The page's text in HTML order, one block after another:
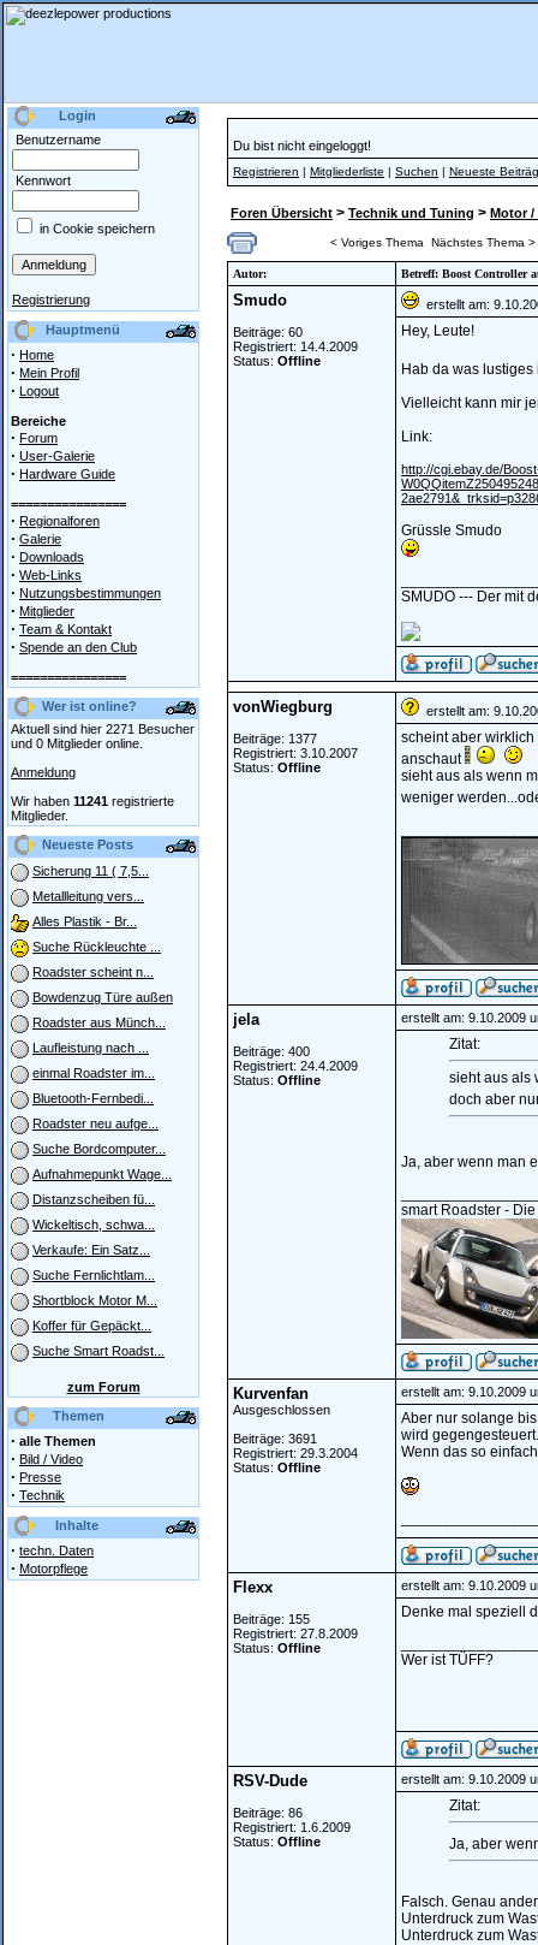
Login
Benutzername
Kennwort
in Cookie speichern
Registrierung
Hauptmenü
· Home
· Mein Profil
· Logout
Bereiche
· Forum
· User-Galerie
· Hardware Guide
================
· Regionalforen
· Galerie
· Downloads
· Web-Links
· Nutzungsbestimmungen
· Mitglieder
· Team & Kontakt
· Spende an den Club
================
Wer ist online?
Aktuell sind hier 2271 Besucher
und 0 Mitglieder online.
Anmeldung
Wir haben 11241 registrierte
Mitglieder.
Neueste Posts
Sicherung 11 ( 7,5...
Metallleitung vers...
Alles Plastik - Br...
Suche Rückleuchte ...
Roadster scheint n...
Bowdenzug Türe außen
Roadster aus Münch...
Laufleistung nach ...
einmal Roadster im...
Bluetooth-Fernbedi...
Roadster neu aufge...
Suche Bordcomputer...
Aufnahmepunkt Wage...
Distanzscheiben fü...
Wickeltisch, schwa...
Verkaufe: Ein Satz...
Suche Fernlichtlam...
Shortblock Motor M...
Koffer für Gepäckt...
Suche Smart Roadst...
zum Forum
Themen
· alle Themen
· Bild / Video
· Presse
· Technik
Inhalte
· techn. Daten
· Motorpflege
Du bist nicht eingeloggt!
Registrieren | Mitgliederliste | Suchen | Neueste
Foren Übersicht > Technik und Tuning > Motor /
< Voriges Thema Nächstes Thema >
Autor: Betreff: Boost Controller
Smudo
Beiträge: 60
Registriert: 14.4.2009
Status: Offline
erstellt am:
Hey, Leute!
Hab da was
Vielleicht kann mir
Link:
http://cgi.ebay.de/
Grüssle Smudo
SMUDO --- Der mit
vonWiegburg
Beiträge: 1377
Registriert: 3.10.2007
Status: Offline
erstellt am:
scheint aber
anschaut
sieht aus als wenn
weniger
jela
Beiträge: 400
Registriert: 24.4.2009
Status: Offline
erstellt am: 9.10.2009
Zitat:
sieht aus als
doch aber
Ja, aber wenn man
smart Roadster -
Kurvenfan
Ausgeschlossen
Beiträge: 3691
Registriert: 29.3.2004
Status: Offline
erstellt am: 9.10.2009
Aber nur solange
wird gegengesteuert.
Wenn das so
Flexx
Beiträge: 155
Registriert: 27.8.2009
Status: Offline
erstellt am: 9.10.2009
Denke mal speziell
Wer ist TÜFF?
RSV-Dude
Beiträge: 86
Registriert: 1.6.2009
Status: Offline
erstellt am: 9.10.2009
Zitat:
Ja, aber
Falsch. Genau
Unterdruck zum
Unterdruck zum